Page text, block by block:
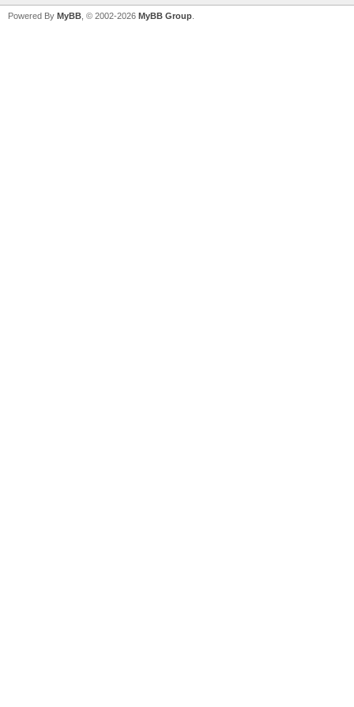
Powered By MyBB , © 2002-2026 MyBB Group